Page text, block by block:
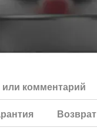
комментарий
Возврат